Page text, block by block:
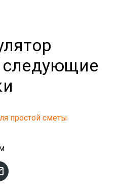
следующие
простой сметы